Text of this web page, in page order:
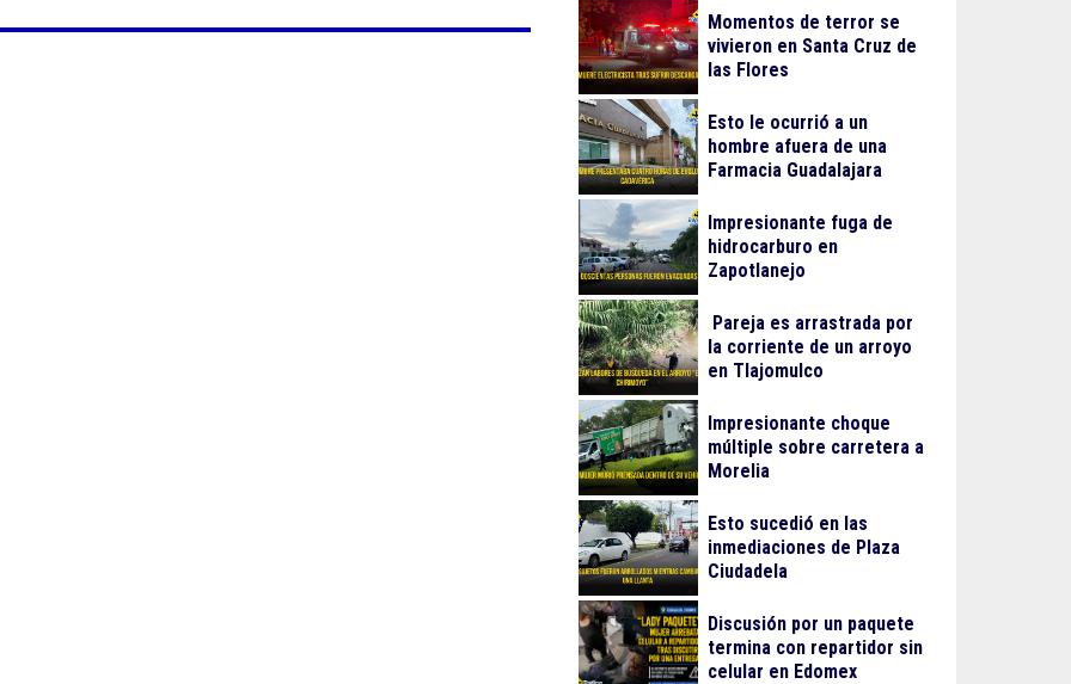
Momentos de terror se
vivieron en Santa Cruz de
las Flores
Esto le ocurrió a un
hombre afuera de una
Farmacia Guadalajara
Impresionante fuga de
hidrocarburo en
Zapotlanejo
Pareja es arrastrada por
la corriente de un arroyo
en Tlajomulco
Impresionante choque
múltiple sobre carretera a
Morelia
Esto sucedió en las
inmediaciones de Plaza
Ciudadela
Discusión por un paquete
termina con repartidor sin
celular en Edomex